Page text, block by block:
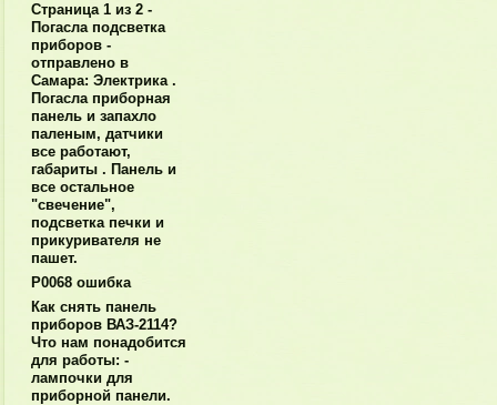
Страница 1 из 2 -
Погасла подсветка
приборов -
отправлено в
Самара: Электрика .
Погасла приборная
панель и запахло
паленым, датчики
все работают,
габариты . Панель и
все остальное
"свечение",
подсветка печки и
прикуривателя не
пашет.
P0068 ошибка
Как снять панель
приборов ВАЗ-2114?
Что нам понадобится
для работы: -
лампочки для
приборной панели.